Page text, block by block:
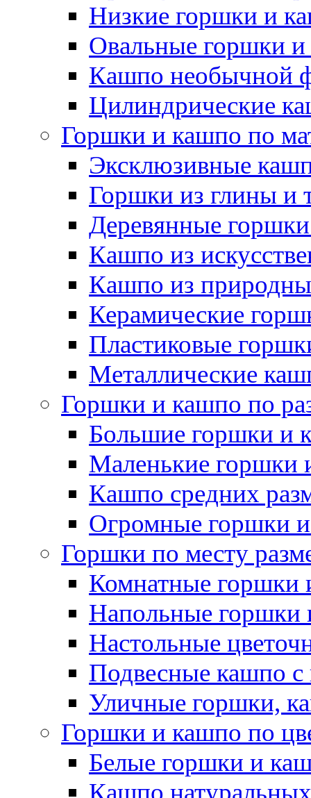
Низкие горшки и
Овальные горшки
Кашпо необычной
Цилиндрические
Горшки и кашпо по
Эксклюзивные
Горшки из глины и
Деревянные
Кашпо из
Кашпо из
Керамические
Пластиковые
Металлические
Горшки и кашпо по
Большие горшки и
Маленькие горшки
Кашпо средних
Огромные горшки
Горшки по месту
Комнатные горшки
Напольные горшки
Настольные
Подвесные кашпо с
Уличные горшки,
Горшки и кашпо по
Белые горшки и
Кашпо